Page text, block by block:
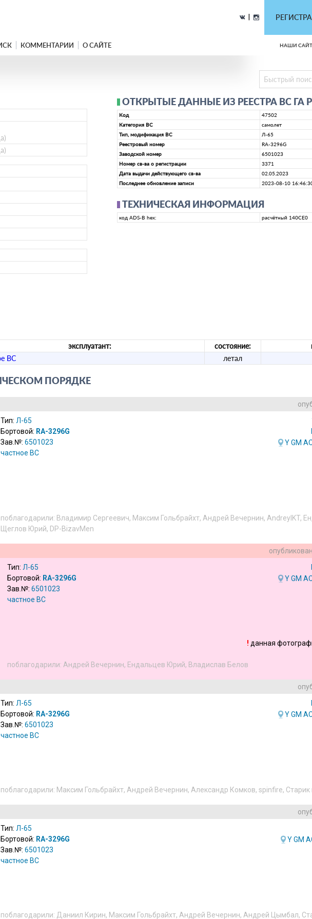
КОММЕНТАРИИ О САЙТЕ НАШИ
ОТКРЫТЫЕ ДАННЫЕ ИЗ РЕЕСТРА ВС ГА
Код
47502
Категория ВС
самолет
Тип, модификация ВС
Л-65
Реестровый номер
RA-3296G
Заводской номер
6501023
Номер св-ва о регистрации
3371
Дата выдачи действующего св-ва
02.05.2023
Последнее обновление записи
2023-08-10
ТЕХНИЧЕСКАЯ ИНФОРМАЦИЯ
код ADS-B hex: расчётный 140CE0
эксплуатант: состояние:
ВС­ летал
ПОРЯДКЕ
Тип: Л-65
Бортовой: RA-3296G
Зав.№: 6501023
­частное ВС­
YGM
поблагодарили: Владимир Сергеевич, Максим Гольбрайхт, Андрей Вечернин, AndreyIKT,
Щеглов Юрий, DP-BizavMen
Тип: Л-65
Бортовой: RA-3296G
Зав.№: 6501023
­частное ВС­
YGM
! данная
поблагодарили: Андрей Вечернин, Ендальцев Юрий, Владислав Белов
Тип: Л-65
Бортовой: RA-3296G
Зав.№: 6501023
­частное ВС­
YGM
поблагодарили: Максим Гольбрайхт, Андрей Вечернин, Александр Комков, spinfire, Старик
Тип: Л-65
Бортовой: RA-3296G
Зав.№: 6501023
­частное ВС­
YGM
поблагодарили: Даниил Кирин, Максим Гольбрайхт, Андрей Вечернин, Андрей Цымбал,